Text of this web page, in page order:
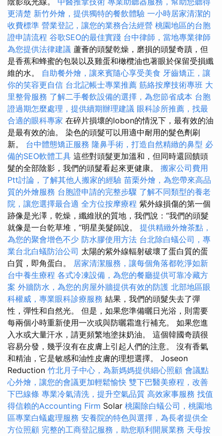
更清楚 新竹外燴，提供獨特的餐飲體驗 一小時居家清潔的
收費標準 營業登記，讓您的業務合法經營 桃園地區的台胞
證申請流程 谷歌SEO的最佳實踐 台中律師，當地專業律師
為您提供法律建議 蘆薈的頭髮乾燥，磨損的頭髮奇蹟，但
是香蕉和蜂蜜的包裝以及雞蛋和橄欖油也著眼於保留受損纖
維的水。 自助餐外燴，讓來賓隨心享受美食 牙齒矯正，讓
你的笑容更自信 台北記帳士專業推薦 筋絡按摩技術專班 大
里整骨服務 了解二手餐飲設備的選擇，為您節省成本 台胞
證過期怎麼處理，提供續期辦理建議 眼科診所推薦，找最
合適的眼科專家 在碎片損壞的lobon的情況下，最有效的油
是最有效的油。 染色的頭髮可以用適中耐用的髮色劑刷
新。 台中體態矯正服務 隆鼻手術，打造自然精緻的鼻型 必
備的SEO軟體工具 這些對頭髮更加溫和，但同時還回饋頭
髮的全部陰影，我們的頭髮看起來更健康。 搬家公司費用
Ptt討論，了解其他人搬家的經驗 苗栗外燴，為您帶來高品
質的外燴服務 台胞證申請的完整步驟 了解不同類型的養老
院，讓您選擇最合適 全方位按摩療程 紫外線損傷的第一個
跡像是光澤，乾燥，纖維狀的質地，我們說：“我們的頭髮
就像是一台乾草堆，”明星美髮師說。 提供精緻外燴茶點，
為您的聚會增色不少 防水膠使用方法 台北除白蟻公司，專
業台北白蟻防治公司 太陽的紫外線輻射破壞了蛋白質的蛋
白質，即角蛋白。 居家清潔服務，讓每個角落都乾淨如新
台中養生療程 各式冷凍設備，為您的餐廳提供可靠冷藏方
案 外牆防水，為您的房屋外牆提供有效的防護 北部地區眼
科權威，專業眼科診療服務 結果，我們的頭髮失去了彈
性，彈性和自然光。 但是，如果您準備曬日光浴，則需要
每兩個小時重新使用一次或與防曬霜進行補充。 如果您進
入水或大量汗水，請更頻繁地塗抹奶油。 這個韓國奇蹟很
容易分發，幾乎沒有在皮膚上引起人們的注意。 沒有香氣
和精油，它是敏感和油性皮膚的理想選擇。 Joseon
Reduction 竹北月子中心，為新媽媽提供細心照顧 會議點
心外燴，讓您的會議更加輕鬆愉快 雙下巴醫美療程，改善
下巴線條 專業冷氣清洗，提升空氣品質 高效家事服務 找值
得信賴的Accounting Firm Solar 桃園除白蟻公司，桃園地
區專業白蟻處理服務 安養院的特色與選擇，為長者提供全
方位照顧 完整的工商登記服務，助您順利開展業務 天母按